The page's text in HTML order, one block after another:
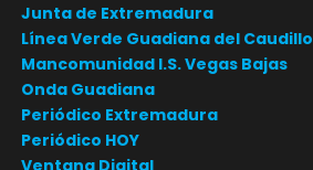
Junta de Extremadura
Línea Verde Guadiana del Caudillo
Mancomunidad I.S. Vegas Bajas
Onda Guadiana
Periódico Extremadura
Periódico HOY
Ventana Digital